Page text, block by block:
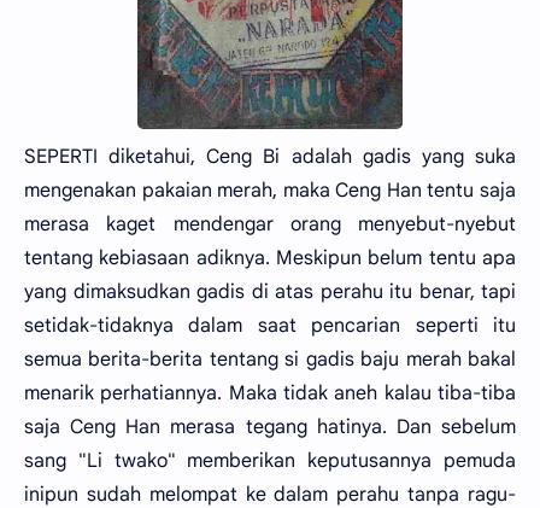
SEPERTI diketahui, Ceng Bi adalah gadis yang suka
mengenakan pakaian merah, maka Ceng Han tentu saja
merasa kaget mendengar orang menyebut-nyebut
tentang kebiasaan adiknya. Meskipun belum tentu apa
yang dimaksudkan gadis di atas perahu itu benar, tapi
setidak-tidaknya dalam saat pencarian seperti itu
semua berita-berita tentang si gadis baju merah bakal
menarik perhatiannya. Maka tidak aneh kalau tiba-tiba
saja Ceng Han merasa tegang hatinya. Dan sebelum
sang "Li twako" memberikan keputusannya pemuda
inipun sudah melompat ke dalam perahu tanpa ragu-